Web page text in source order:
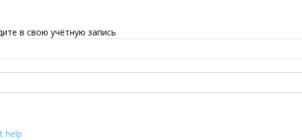
в свою учётную запись
help